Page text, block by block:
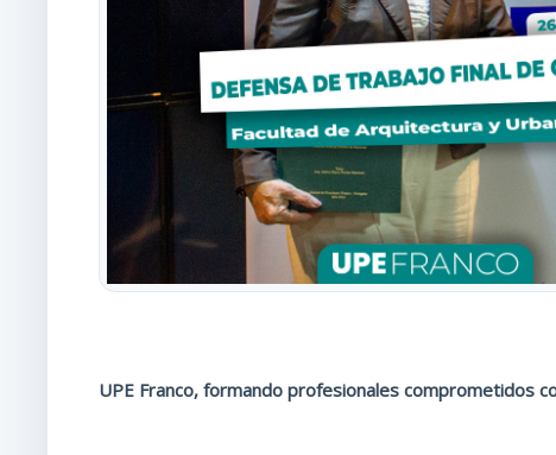
UPE Franco, formando profesionales comprometidos